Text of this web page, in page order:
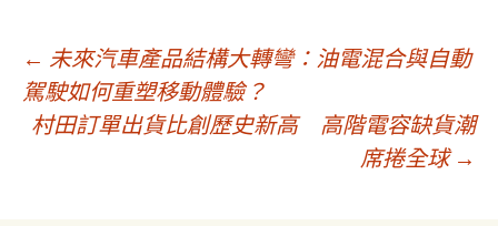
文
章
← 未來汽車產品結構大轉彎：油電混合與自動
駕駛如何重塑移動體驗？
村田訂單出貨比創歷史新高 高階電容缺貨潮
席捲全球 →